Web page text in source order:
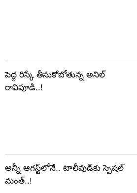
పెద్ద రిస్కే తీసుకోబోతున్న అనిల్
రావిపూడి..!
అన్నీ ఆగస్ట్‌లోనే.. టాలీవుడ్‌కు స్పెషల్
మంత్..!